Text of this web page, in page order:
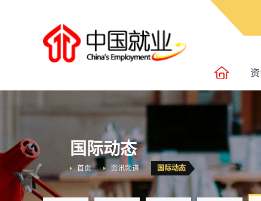
国际动态
国际动态
资讯频道
首页